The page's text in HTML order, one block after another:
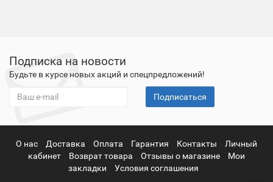
Подписка на новости
Будьте в курсе новых акций и спецпредложений!
Подписаться
О нас Доставка Оплата Гарантия Контакты
Личный
кабинет
Возврат товара Отзывы о магазине
Мои
закладки
Условия соглашения